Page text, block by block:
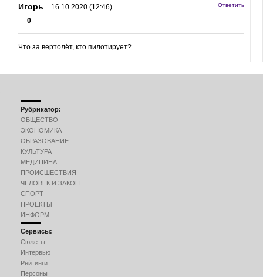
Ответить
Игорь
16.10.2020 (12:46)
0
Что за вертолёт, кто пилотирует?
Рубрикатор:
ОБЩЕСТВО
ЭКОНОМИКА
ОБРАЗОВАНИЕ
КУЛЬТУРА
МЕДИЦИНА
ПРОИСШЕСТВИЯ
ЧЕЛОВЕК И ЗАКОН
СПОРТ
ПРОЕКТЫ
ИНФОРМ
Сервисы:
Сюжеты
Интервью
Рейтинги
Персоны